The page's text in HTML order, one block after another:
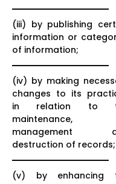
(iii) by publishing
information or
of information;
(iv) by making
changes to its
in relation to
maintenance,
management
destruction of records;
(v) by enhancing